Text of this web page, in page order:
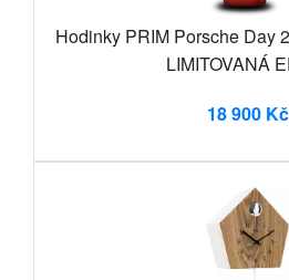
Hodinky PRIM Porsche Day
LIMITOVANÁ
18 900 Kč